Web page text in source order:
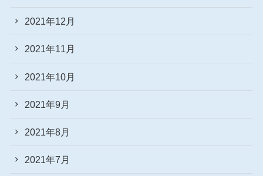
2021年12月
2021年11月
2021年10月
2021年9月
2021年8月
2021年7月